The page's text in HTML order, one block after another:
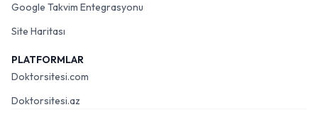
Google Takvim Entegrasyonu
Site Haritası
PLATFORMLAR
Doktorsitesi.com
Doktorsitesi.az